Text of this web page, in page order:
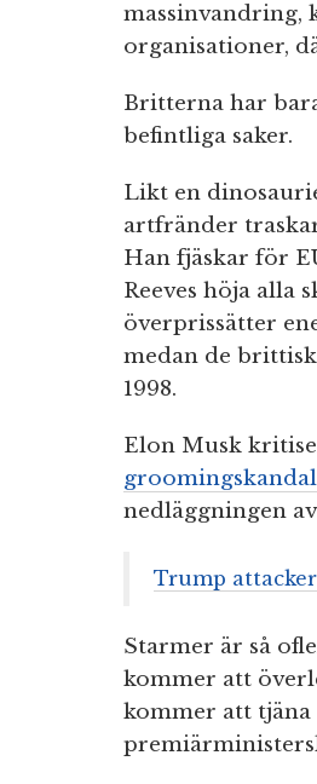
massinvandring,
organisationer,
Britterna har
befintliga saker.
Likt en
artfränder
Han fjäskar för
Reeves höja alla
överprissätter
medan de
1998.
Elon Musk
nedläggningen
Trump
Starmer är så
kommer att
kommer att tjäna